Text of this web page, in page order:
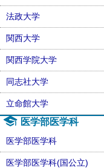
法政大学
関西大学
関西学院大学
同志社大学
立命館大学
医学部医学科
医学部医学科
医学部医学科(国公立)